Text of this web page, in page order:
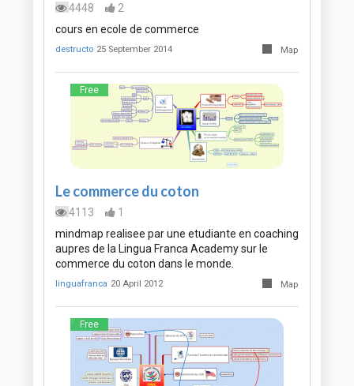
4448
2
cours en ecole de commerce
destructo 25 September 2014 Map
Free
Le commerce du coton
4113
1
mindmap realisee par une etudiante en coaching
aupres de la Lingua Franca Academy sur le
commerce du coton dans le monde.
linguafranca 20 April 2012 Map
Free